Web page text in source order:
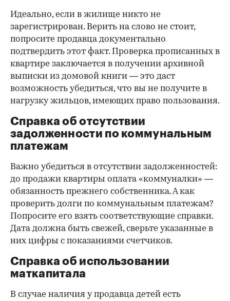
Идеально, если в жилище никто не
зарегистрирован. Верить на слово не стоит,
попросите продавца документально
подтвердить этот факт. Проверка прописанных в
квартире заключается в получении архивной
выписки из домовой книги — это даст
возможность убедиться, что вы не получите в
нагрузку жильцов, имеющих право пользования.
Справка об отсутствии
задолженности по коммунальным
платежам
Важно убедиться в отсутствии задолженностей:
до продажи квартиры оплата «коммуналки» —
обязанность прежнего собственника. А как
проверить долги по коммунальным платежам?
Попросите его взять соответствующие справки.
Дата должна быть свежей, сверьте указанные в
них цифры с показаниями счетчиков.
Справка об использовании
маткапитала
В случае наличия у продавца детей есть